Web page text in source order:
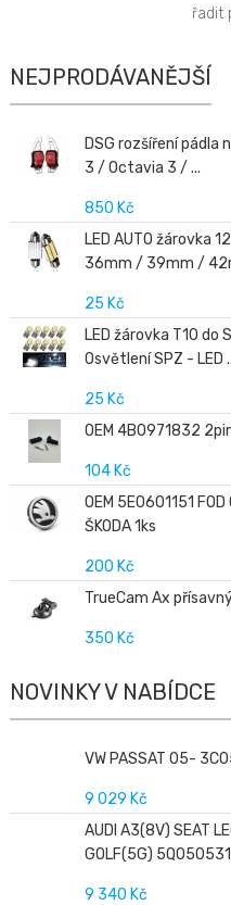
řadit
NEJPRODÁVANĚJŠÍ
DSG rozšíření pádla
3 / Octavia 3 / ...
850 Kč
LED AUTO žárovka
36mm / 39mm /
25 Kč
LED žárovka T10
Osvětlení SPZ - LED
25 Kč
OEM 4B0971832
104 Kč
OEM 5E0601151
ŠKODA 1ks
200 Kč
TrueCam Ax
350 Kč
NOVINKY V NABÍDCE
VW PASSAT 05-
9 029 Kč
AUDI A3(8V) SEAT
GOLF(5G)
9 340 Kč